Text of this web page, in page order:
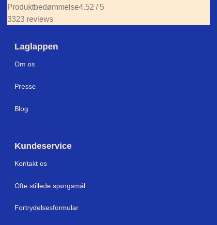
Produktbedømmelse4.52 / 5
3323 reviews
Laglappen
Om os
Presse
Blog
Kundeservice
Kontakt os
Ofte stillede spørgsmål
Fortrydelsesformular